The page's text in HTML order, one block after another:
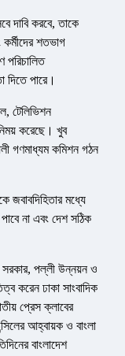
দাবি করবে, তাকে
শতভাগ
পরিচালিত
দিতে পারে।
টেলিভিশন
করেছে। খুব
গণমাধ্যম কমিশন গঠন
জবাবদিহিতার মধ্যে
না এবং দেশ সঠিক
সরকার, পল্লী উন্নয়ন ও
করেন ঢাকা সাংবাদিক
প্রেস ক্লাবের
আহ্বায়ক ও বাংলা
বাংলাদেশ